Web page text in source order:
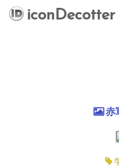
iconDecotter
赤